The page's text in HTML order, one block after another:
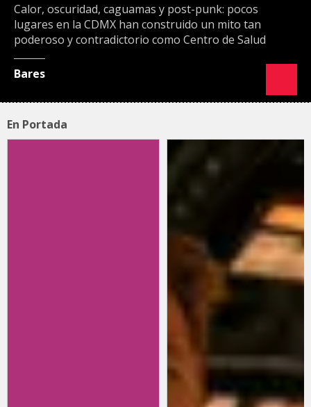
Calor, oscuridad, caguamas y post-punk: pocos
lugares en la CDMX han construido un mito tan
poderoso y contradictorio como Centro de Salud
Bares
En Portada